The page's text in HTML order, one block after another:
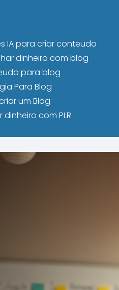
IA para criar conteudo
dinheiro com blog
para blog
Para Blog
um Blog
dinheiro com PLR